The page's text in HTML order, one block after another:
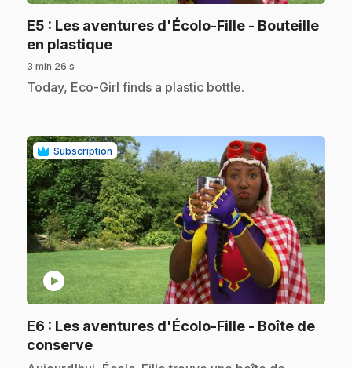
E5 : Les aventures d'Écolo-Fille - Bouteille
en plastique.
3 min 26 s
.Today, Eco-Girl finds a plastic bottle.
Subscription
play_circle
E6 : Les aventures d'Écolo-Fille - Boîte de
conserve.